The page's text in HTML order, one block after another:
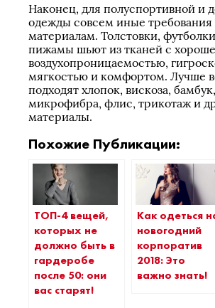
Наконец, для полуспортивной и
одежды совсем иные требования
материалам. Толстовки,
пижамы шьют из тканей с
воздухопроницаемостью,
мягкостью и комфортом. Лучше
подходят хлопок, вискоза, бамбук,
микрофибра, флис, трикотаж и
материалы.
Похожие Публикации:
ТОП-4 вещей,
которых не
должно быть в
гардеробе
после 50: они
вас старят!
Как одеться
новогодний
корпоратив
2018: Это
важно знать!